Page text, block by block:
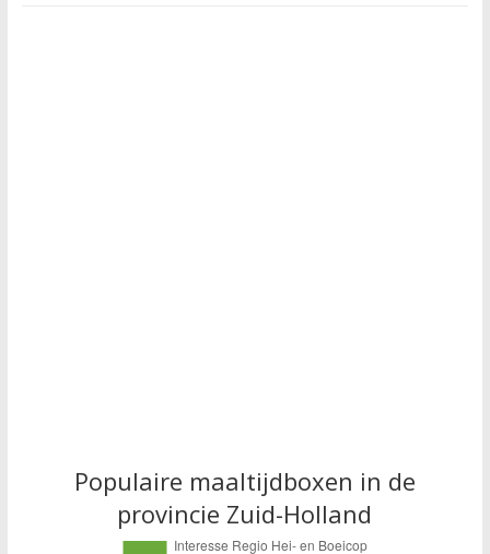
Populaire maaltijdboxen in de
provincie Zuid-Holland